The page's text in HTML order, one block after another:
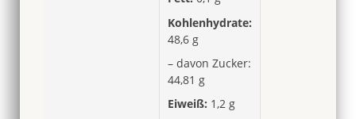
Kohlenhydrate:
48,6 g
– davon Zucker:
44,81 g
Eiweiß: 1,2 g